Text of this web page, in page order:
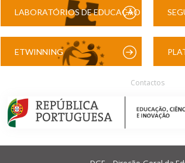
LABORATÓRIOS DE EDUCAÇÃO
ETWINNING
Contactos